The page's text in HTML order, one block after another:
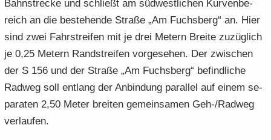
Bahn­stre­cke und schließt am süd­west­li­chen Kur­ven­be­
reich an die be­stehen­de Stra­ße „Am Fuchs­berg“ an. Hier
sind zwei Fahr­strei­fen mit je drei Me­tern Brei­te zu­züg­lich
je 0,25 Me­tern Rand­strei­fen vor­ge­se­hen. Der zwi­schen
der S 156 und der Stra­ße „Am Fuchs­berg“ be­find­li­che
Rad­weg soll ent­lang der An­bin­dung par­al­lel auf einem se­
pa­ra­ten 2,50 Meter brei­ten ge­mein­sa­men Geh-/Rad­weg
ver­lau­fen.